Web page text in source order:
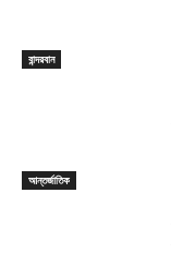
বান্দরবান
আন্তর্জাতিক